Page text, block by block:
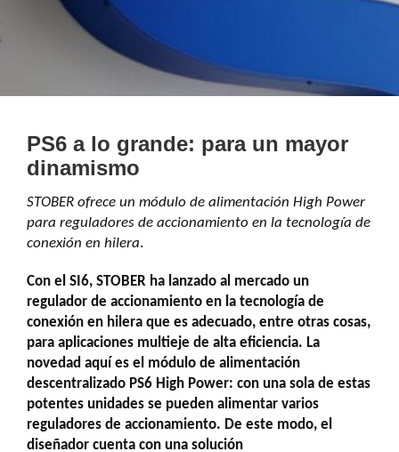
PS6 a lo grande: para un mayor
dinamismo
STOBER ofrece un módulo de alimentación High Power
para reguladores de accionamiento en la tecnología de
conexión en hilera.
Con el SI6, STOBER ha lanzado al mercado un
regulador de accionamiento en la tecnología de
conexión en hilera que es adecuado, entre otras cosas,
para aplicaciones multieje de alta eficiencia. La
novedad aquí es el módulo de alimentación
descentralizado PS6 High Power: con una sola de estas
potentes unidades se pueden alimentar varios
reguladores de accionamiento. De este modo, el
diseñador cuenta con una solución